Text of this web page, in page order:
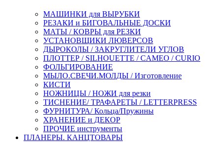
МАШИНКИ для ВЫРУБКИ
РЕЗАКИ и БИГОВАЛЬНЫЕ ДОСКИ
МАТЫ / КОВРЫ для РЕЗКИ
УСТАНОВЩИКИ ЛЮВЕРСОВ
ДЫРОКОЛЫ / ЗАКРУГЛИТЕЛИ УГЛОВ
ПЛОТТЕР / SILHOUETTE / CAMEO / CURIO
ФОЛЬГИРОВАНИЕ
МЫЛО.СВЕЧИ.МОЛДЫ / Изготовление
КИСТИ
НОЖНИЦЫ / НОЖИ для резки
ТИСНЕНИЕ/ ТРАФАРЕТЫ / LETTERPRESS
ФУРНИТУРА/ Кольца/Пружины
ХРАНЕНИЕ и ДЕКОР
ПРОЧИЕ инструменты
ПЛАНЕРЫ. КАНЦТОВАРЫ